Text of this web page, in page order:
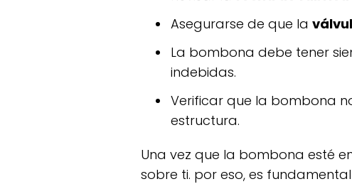
asegurarse de que la
la bombona debe tener
indebidas.
verificar que la bombona
estructura.
una vez que la bombona esté en tu hogar, la responsabilidad de su manejo y almacenamiento recae
sobre ti. por eso, es